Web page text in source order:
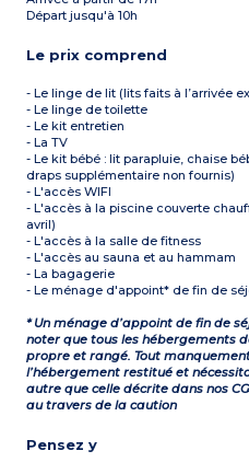
Départ jusqu'à 10h
Le prix comprend
- Le linge de lit (lits faits à l’arrivée
- Le linge de toilette
- Le kit entretien
- La TV
- Le kit bébé : lit parapluie, chaise
draps supplémentaire non fournis)
- L'accès WIFI
- L'accès à la piscine couverte
avril)
- L'accès à la salle de fitness
- L'accès au sauna et au hammam
- La bagagerie
- Le ménage d'appoint* de fin de
* Un ménage d’appoint de fin de
noter que tous les hébergements
propre et rangé. Tout
l’hébergement restitué et
autre que celle décrite dans nos
au travers de la caution
Pensez y